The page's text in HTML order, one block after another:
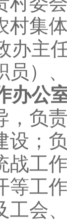
村集
办主
员）
办公
负
设；
战工
等工
工会